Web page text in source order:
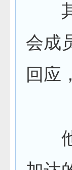
其
会成
回应
他